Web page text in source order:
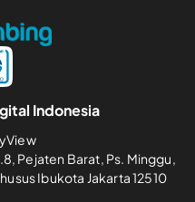
Indonesia
Pejaten Barat, Ps. Minggu,
Ibukota Jakarta 12510